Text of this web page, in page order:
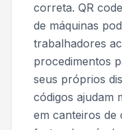
correta. QR
de máquinas
trabalhadores
procedimentos
seus próprios
códigos ajudam
em canteiros de